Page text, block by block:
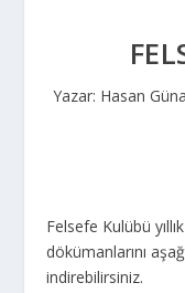
Yazar: Hasan
Felsefe Kulübü
dökümanlarını
indirebilirsiniz.